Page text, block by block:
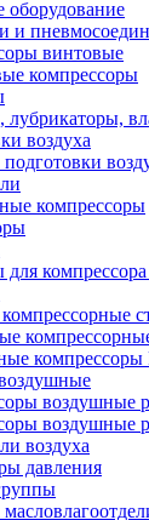
оборудование
и
винтовые
компрессоры
воздуха
компрессоры
для
компрессоры
воздушные
воздушные
воздуха
давления